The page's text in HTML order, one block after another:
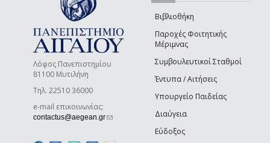
Λόφος Πανεπιστημίου
81100 Μυτιλήνη
Τηλ. 22510 36000
e-mail επικοινωνίας:
contactus@aegean.gr(link sends e-mail)
Βιβλιοθήκη
Παροχές Φοιτητικής
Μέριμνας
Συμβουλευτικοί Σταθμοί
Έντυπα / Αιτήσεις
Υπουργείο Παιδείας
Διαύγεια
Εύδοξος